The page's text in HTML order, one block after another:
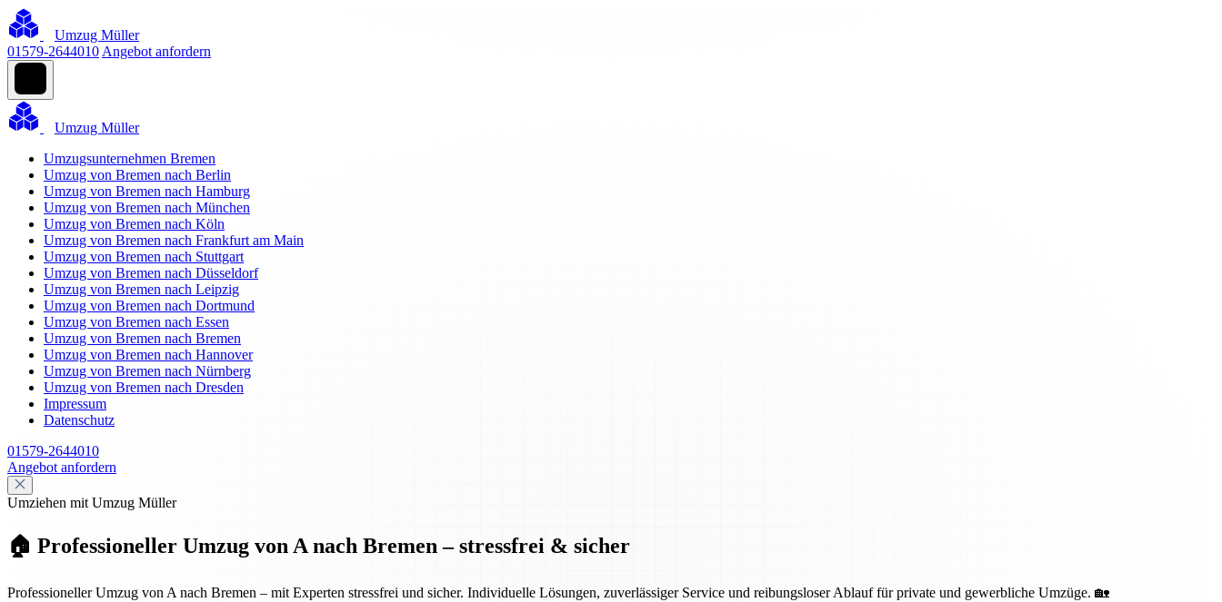
Umzug Müller
01579-2644010 Angebot anfordern
Umzug Müller
Umzugsunternehmen Bremen
Umzug von Bremen nach Berlin
Umzug von Bremen nach Hamburg
Umzug von Bremen nach München
Umzug von Bremen nach Köln
Umzug von Bremen nach Frankfurt am Main
Umzug von Bremen nach Stuttgart
Umzug von Bremen nach Düsseldorf
Umzug von Bremen nach Leipzig
Umzug von Bremen nach Dortmund
Umzug von Bremen nach Essen
Umzug von Bremen nach Bremen
Umzug von Bremen nach Hannover
Umzug von Bremen nach Nürnberg
Umzug von Bremen nach Dresden
Impressum
Datenschutz
01579-2644010
Angebot anfordern
Umziehen mit Umzug Müller
🏠 Professioneller Umzug von A nach Bremen – stressfrei & sicher
Professioneller Umzug von A nach Bremen – mit Experten stressfrei und sicher. Individuelle Lösungen, zuverlässiger Service und reibungsloser Ablauf für private und gewerbliche Umzüge. 🏡